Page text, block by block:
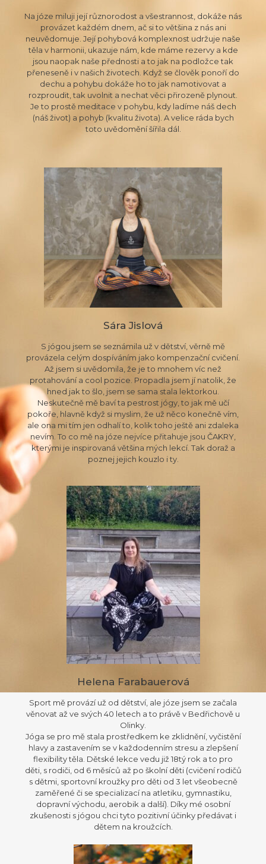
Na józe miluji její různorodost a všestrannost, dokáže nás
provázet každém dnem, ač si to většina z nás ani
neuvědomuje. Její pohybová komplexnost udržuje naše
těla v harmonii, ukazuje nám, kde máme rezervy a kde
jsou naopak naše přednosti a to jak na podložce tak
přeneseně i v našich životech. Když se člověk ponoří do
dechu a pohybu dokáže ho to jak namotivovat a
rozproudit, tak uvolnit a nechat věci přirozeně plynout.
Je to prostě meditace v pohybu, kdy ladíme náš dech
(náš život) a pohyb (kvalitu života). A velice ráda bych
toto uvědomění šířila dál.
Sára Jislová
S jógou jsem se seznámila už v dětství, věrně mě
provázela celým dospíváním jako kompenzační cvičení.
Až jsem si uvědomila, že je to mnohem víc než
protahování a cool pozice. Propadla jsem jí natolik, že
hned jak to šlo, jsem se sama stala lektorkou.
Neskutečně mě baví ta pestrost jógy, to jak mě učí
pokoře, hlavně když si myslim, že už něco konečně vím,
ale ona mi tím jen odhalí to, kolik toho ještě ani zdaleka
nevím. To co mě na józe nejvíce přitahuje jsou ČAKRY,
kterými je inspirovaná většina mých lekcí. Tak doraž a
poznej jejich kouzlo i ty.
Helena Farabauerová
Sport mě provází už od dětství, ale józe jsem se začala
věnovat až ve svých 40 letech a to právě v Bedřichově u
Olinky.
Jóga se pro mě stala prostředkem ke zklidnění, vyčistění
hlavy a zastavením se v každodenním stresu a zlepšení
flexibility těla. Dětské lekce vedu již 18tý rok a to pro
děti, s rodiči, od 6 měsíců až po školní děti (cvičení rodičů
s dětmi, sportovní kroužky pro děti od 3 let všeobecně
zaměřené či se specializací na atletiku, gymnastiku,
dopravní východu, aerobik a další). Díky mé osobní
zkušenosti s jógou chci tyto pozitivní účinky předávat i
dětem na kroužcích.